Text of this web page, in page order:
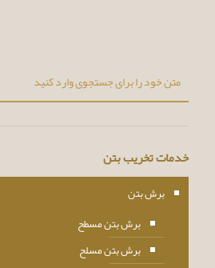
خدمات تخریب بتن
برش بتن
برش بتن مسطح
برش بتن مسلح